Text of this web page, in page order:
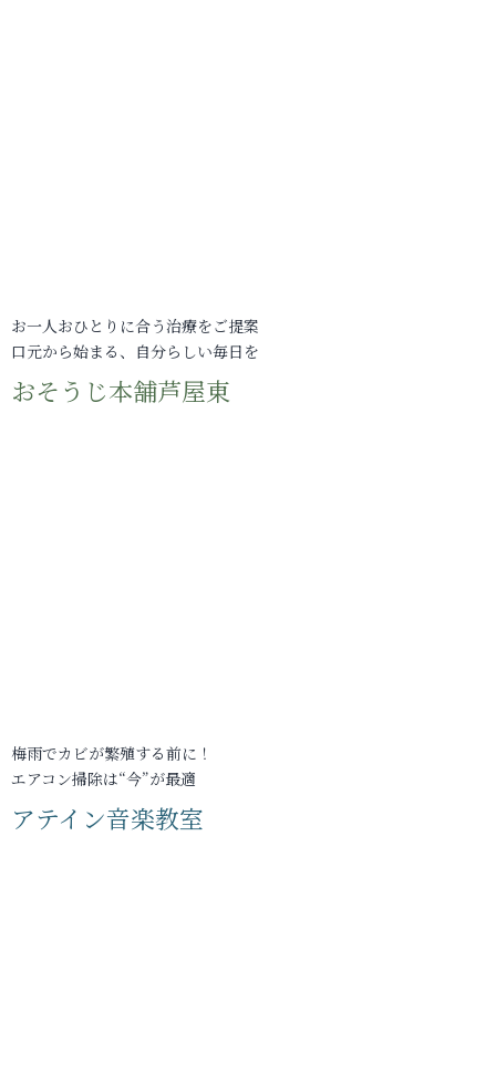
お一人おひとりに合う治療をご提案
口元から始まる、自分らしい毎日を
おそうじ本舗芦屋東
梅雨でカビが繁殖する前に！
エアコン掃除は“今”が最適
アテイン音楽教室